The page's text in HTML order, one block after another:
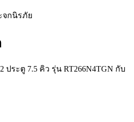
จกนิรภัย
ประตู 7.5 คิว รุ่น RT266N4TGN กับ